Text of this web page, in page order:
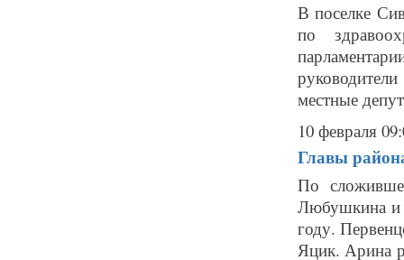
В поселке
по
местные
10 февраля
Главы
По
Любушкина и
году.
Яцик. Арина